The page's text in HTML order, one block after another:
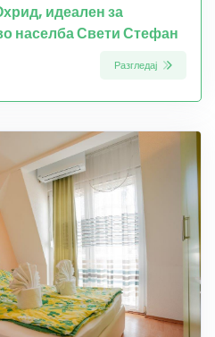
идеален за
населба Свети Стефан
Разгледај